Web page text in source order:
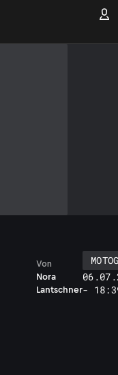
Nora
Lantschner
Von
-